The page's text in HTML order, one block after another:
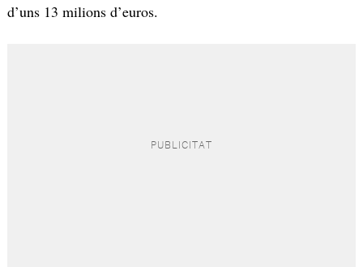
d’uns 13 milions d’euros.